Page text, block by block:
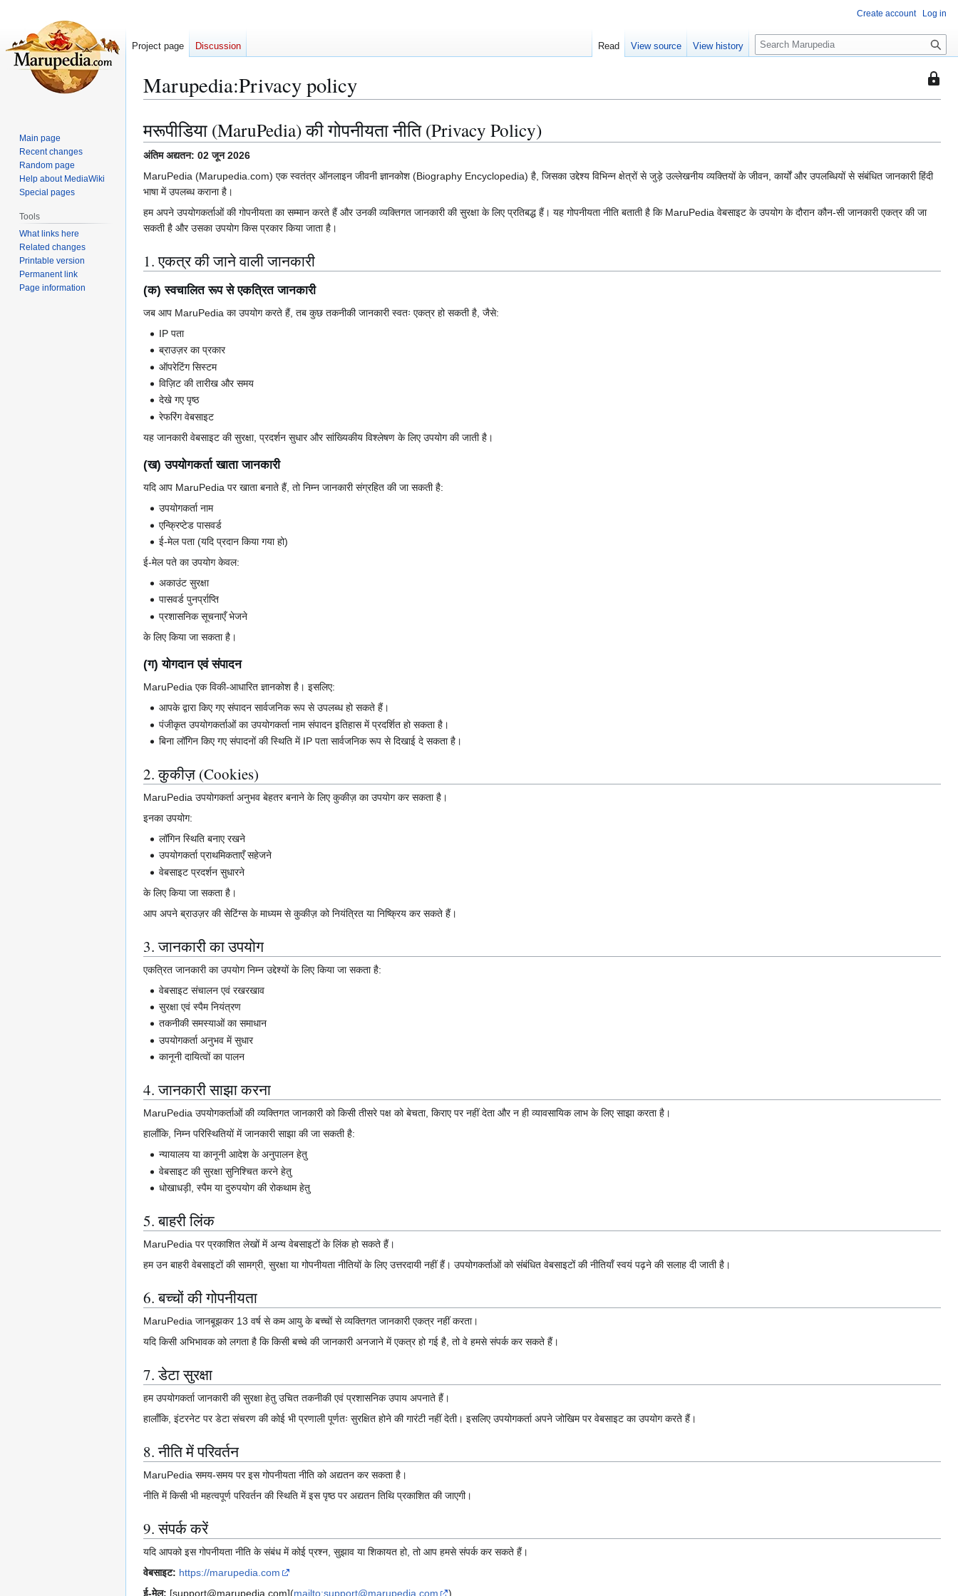
This
so
only
Marupedia:Privacy policy
Jump
to
navigation
Jump
to
search
मरूपीडिया (MaruPedia) की गोपनीयता नीति (Privacy Policy)
अंतिम अद्यतन: 02 जून 2026
MaruPedia (Marupedia.com) एक स्वतंत्र ऑनलाइन जीवनी ज्ञानकोश (Biography Encyclopedia) है, जिसका उद्देश्य विभिन्न क्षेत्रों से जुड़े उल्लेखनीय व्यक्तियों के जीवन, कार्यों और उपलब्धियों से संबंधित जानकारी हिंदी
भाषा में उपलब्ध कराना है।
हम अपने उपयोगकर्ताओं की गोपनीयता का सम्मान करते हैं और उनकी व्यक्तिगत जानकारी की सुरक्षा के लिए प्रतिबद्ध हैं। यह गोपनीयता नीति बताती है कि MaruPedia वेबसाइट के उपयोग के दौरान कौन-सी जानकारी एकत्र की जा
सकती है और उसका उपयोग किस प्रकार किया जाता है।
1. एकत्र की जाने वाली जानकारी
(क) स्वचालित रूप से एकत्रित जानकारी
जब आप MaruPedia का उपयोग करते हैं, तब कुछ तकनीकी जानकारी स्वतः एकत्र हो सकती है, जैसे:
IP पता
ब्राउज़र का प्रकार
ऑपरेटिंग सिस्टम
विज़िट की तारीख और समय
देखे गए पृष्ठ
रेफरिंग वेबसाइट
यह जानकारी वेबसाइट की सुरक्षा, प्रदर्शन सुधार और सांख्यिकीय विश्लेषण के लिए उपयोग की जाती है।
(ख) उपयोगकर्ता खाता जानकारी
यदि आप MaruPedia पर खाता बनाते हैं, तो निम्न जानकारी संग्रहित की जा सकती है:
उपयोगकर्ता नाम
एन्क्रिप्टेड पासवर्ड
ई-मेल पता (यदि प्रदान किया गया हो)
ई-मेल पते का उपयोग केवल:
अकाउंट सुरक्षा
पासवर्ड पुनर्प्राप्ति
प्रशासनिक सूचनाएँ भेजने
के लिए किया जा सकता है।
(ग) योगदान एवं संपादन
MaruPedia एक विकी-आधारित ज्ञानकोश है। इसलिए:
आपके द्वारा किए गए संपादन सार्वजनिक रूप से उपलब्ध हो सकते हैं।
पंजीकृत उपयोगकर्ताओं का उपयोगकर्ता नाम संपादन इतिहास में प्रदर्शित हो सकता है।
बिना लॉगिन किए गए संपादनों की स्थिति में IP पता सार्वजनिक रूप से दिखाई दे सकता है।
2. कुकीज़ (Cookies)
MaruPedia उपयोगकर्ता अनुभव बेहतर बनाने के लिए कुकीज़ का उपयोग कर सकता है।
इनका उपयोग:
लॉगिन स्थिति बनाए रखने
उपयोगकर्ता प्राथमिकताएँ सहेजने
वेबसाइट प्रदर्शन सुधारने
के लिए किया जा सकता है।
आप अपने ब्राउज़र की सेटिंग्स के माध्यम से कुकीज़ को नियंत्रित या निष्क्रिय कर सकते हैं।
3. जानकारी का उपयोग
एकत्रित जानकारी का उपयोग निम्न उद्देश्यों के लिए किया जा सकता है:
वेबसाइट संचालन एवं रखरखाव
सुरक्षा एवं स्पैम नियंत्रण
तकनीकी समस्याओं का समाधान
उपयोगकर्ता अनुभव में सुधार
कानूनी दायित्वों का पालन
4. जानकारी साझा करना
MaruPedia उपयोगकर्ताओं की व्यक्तिगत जानकारी को किसी तीसरे पक्ष को बेचता, किराए पर नहीं देता और न ही व्यावसायिक लाभ के लिए साझा करता है।
हालाँकि, निम्न परिस्थितियों में जानकारी साझा की जा सकती है:
न्यायालय या कानूनी आदेश के अनुपालन हेतु
वेबसाइट की सुरक्षा सुनिश्चित करने हेतु
धोखाधड़ी, स्पैम या दुरुपयोग की रोकथाम हेतु
5. बाहरी लिंक
MaruPedia पर प्रकाशित लेखों में अन्य वेबसाइटों के लिंक हो सकते हैं।
हम उन बाहरी वेबसाइटों की सामग्री, सुरक्षा या गोपनीयता नीतियों के लिए उत्तरदायी नहीं हैं। उपयोगकर्ताओं को संबंधित वेबसाइटों की नीतियाँ स्वयं पढ़ने की सलाह दी जाती है।
6. बच्चों की गोपनीयता
MaruPedia जानबूझकर 13 वर्ष से कम आयु के बच्चों से व्यक्तिगत जानकारी एकत्र नहीं करता।
यदि किसी अभिभावक को लगता है कि किसी बच्चे की जानकारी अनजाने में एकत्र हो गई है, तो वे हमसे संपर्क कर सकते हैं।
7. डेटा सुरक्षा
हम उपयोगकर्ता जानकारी की सुरक्षा हेतु उचित तकनीकी एवं प्रशासनिक उपाय अपनाते हैं।
हालाँकि, इंटरनेट पर डेटा संचरण की कोई भी प्रणाली पूर्णतः सुरक्षित होने की गारंटी नहीं देती। इसलिए उपयोगकर्ता अपने जोखिम पर वेबसाइट का उपयोग करते हैं।
8. नीति में परिवर्तन
MaruPedia समय-समय पर इस गोपनीयता नीति को अद्यतन कर सकता है।
नीति में किसी भी महत्वपूर्ण परिवर्तन की स्थिति में इस पृष्ठ पर अद्यतन तिथि प्रकाशित की जाएगी।
9. संपर्क करें
यदि आपको इस गोपनीयता नीति के संबंध में कोई प्रश्न, सुझाव या शिकायत हो, तो आप हमसे संपर्क कर सकते हैं।
वेबसाइट: https://marupedia.com
ई-मेल: [support@marupedia.com](mailto:support@marupedia.com )
Create account Log in
Project page Discussion Read View source View history
S
e
c
Main page
Recent changes
Random page
Help about MediaWiki
Special pages
Tools
What links here
Related changes
Printable version
Permanent link
Page information